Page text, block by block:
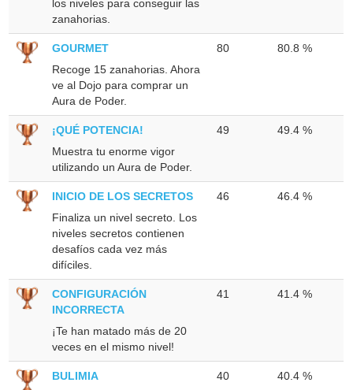
los niveles para conseguir las
zanahorias.
GOURMET
Recoge 15 zanahorias. Ahora
ve al Dojo para comprar un
Aura de Poder.
80 80.8 %
¡QUÉ POTENCIA!
Muestra tu enorme vigor
utilizando un Aura de Poder.
49 49.4 %
INICIO DE LOS SECRETOS
Finaliza un nivel secreto. Los
niveles secretos contienen
desafíos cada vez más
difíciles.
46 46.4 %
CONFIGURACIÓN
INCORRECTA
¡Te han matado más de 20
veces en el mismo nivel!
41 41.4 %
BULIMIA
40 40.4 %